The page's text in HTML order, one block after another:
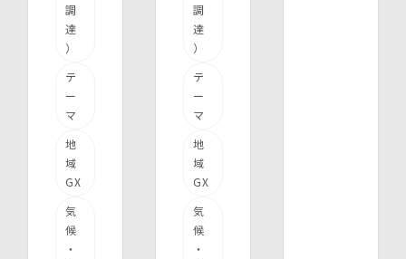
調
達
）
テ
ー
マ
地
域
GX
気
候
・
調
達
）
テ
ー
マ
地
域
GX
気
候
・